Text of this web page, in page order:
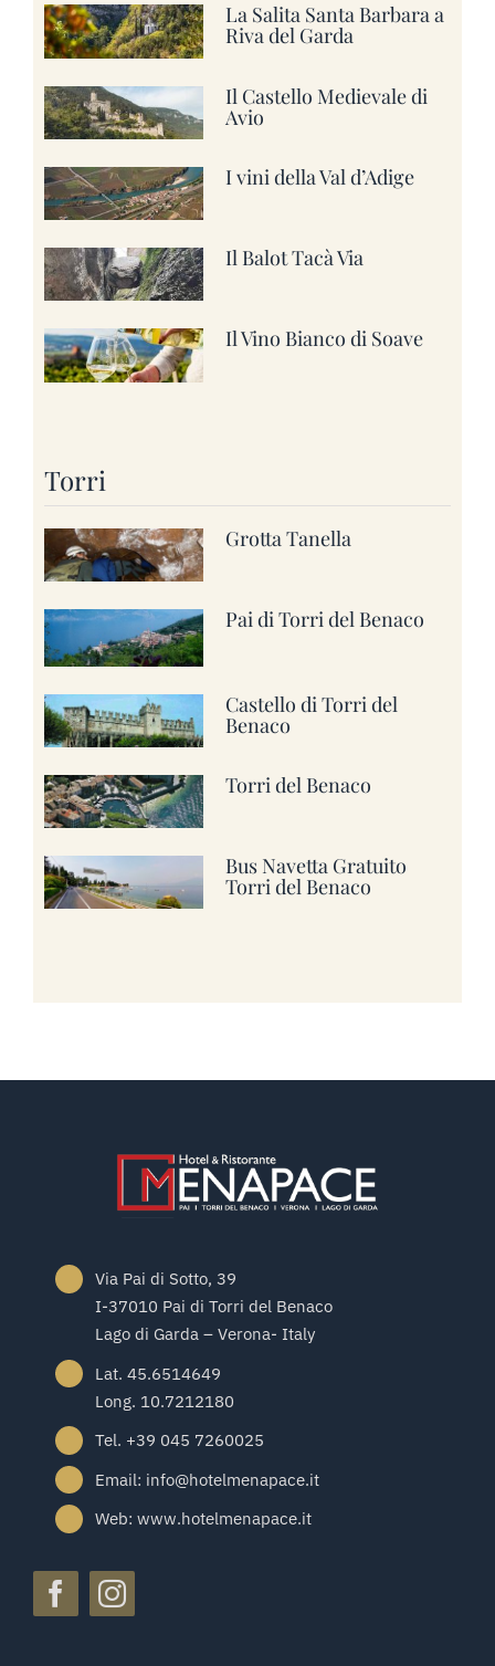
La Salita Santa Barbara a
Riva del Garda
Il Castello Medievale di
Avio
I vini della Val d’Adige
Il Balot Tacà Via
Il Vino Bianco di Soave
Torri
Grotta Tanella
Pai di Torri del Benaco
Castello di Torri del
Benaco
Torri del Benaco
Bus Navetta Gratuito
Torri del Benaco
Via Pai di Sotto, 39
I-37010 Pai di Torri del Benaco
Lago di Garda – Verona- Italy
Lat. 45.6514649
Long. 10.7212180
Tel. +39 045 7260025
Email: info@hotelmenapace.it
Web: www.hotelmenapace.it